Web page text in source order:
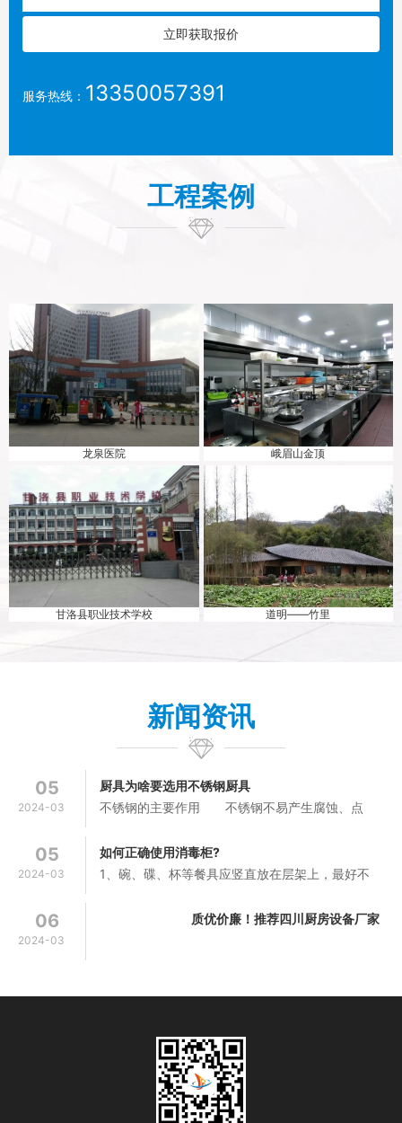
服务热线： 13350057391
工程案例
龙泉医院
甘洛县职业技术学校
峨眉山金顶
道明——竹里
新闻资讯
05
2024-03
厨具为啥要选用不锈钢厨具
不锈钢的主要作用 不锈钢不易产生腐蚀、点
度最高的材料之一。由于不锈钢具有良...
05
2024-03
如何正确使用消毒柜?
1、碗、碟、杯等餐具应竖直放在层架上，最好不
的餐饮具不能放在下层高温消毒柜内，...
06
2024-03
质优价廉！推荐四川厨房设备厂家